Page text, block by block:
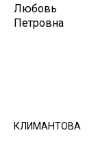
Любовь
Петровна
КЛИМАНТОВА